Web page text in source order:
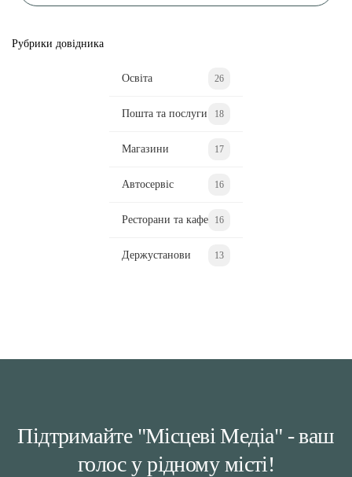
Рубрики довідника
Освіта 26
Пошта та послуги 18
Магазини 17
Автосервіс 16
Ресторани та кафе 16
Держустанови 13
Підтримайте "Місцеві Медіа" - ваш
голос у рідному місті!